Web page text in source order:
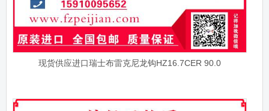
现货供应进口瑞士布雷克尼龙钩HZ16.7CER 90.0